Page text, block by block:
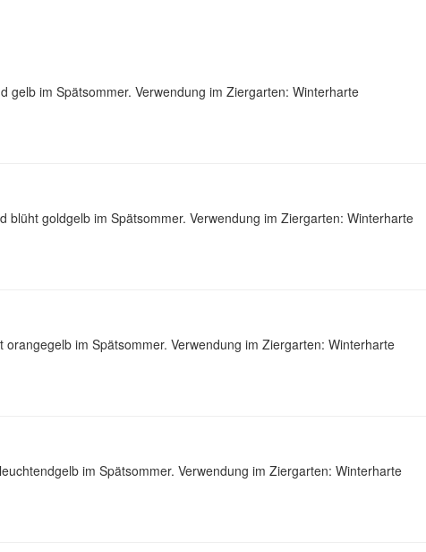
im Spätsommer. Verwendung im Ziergarten: Winterharte
blüht goldgelb im Spätsommer. Verwendung im Ziergarten: Winterharte
im Spätsommer. Verwendung im Ziergarten: Winterharte
im Spätsommer. Verwendung im Ziergarten: Winterharte